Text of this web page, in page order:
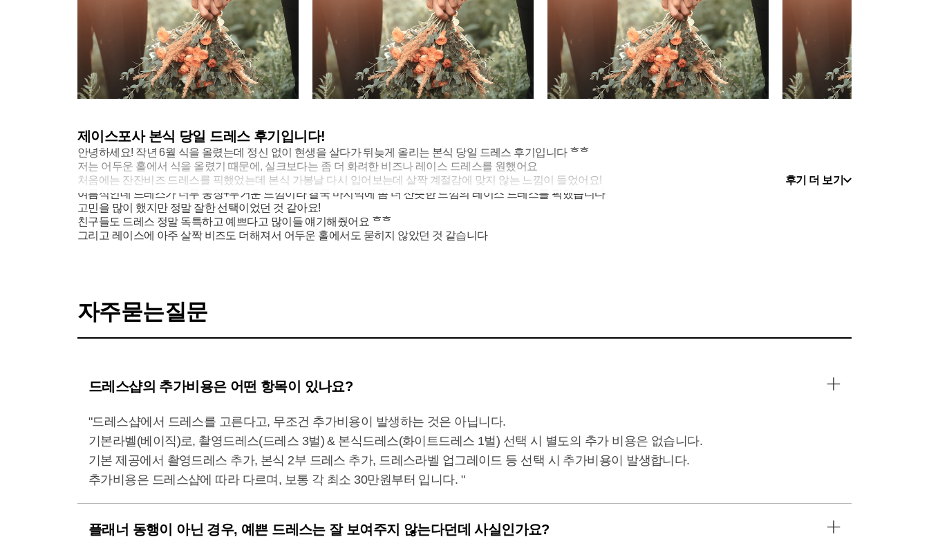
제이스포사 본식 당일 드레스 후기입니다!
안녕하세요! 작년 6월 식을 올렸는데 정신 없이 현생을 살다가 뒤늦게 올리는 본식 당일 드레스 후기입니다 ᄒᄒ
저는 어두운 홀에서 식을 올렸기 때문에, 실크보다는 좀 더 화려한 비즈나 레이스 드레스를 원했어요
처음에는 잔잔비즈 드레스를 픽했었는데 본식 가봉날 다시 입어보는데 살짝 계절감에 맞지 않는 느낌이 들었어요!
여름식인데 드레스가 너무 웅장+무거운 느낌이라 결국 마지막에 좀 더 산뜻한 느낌의 레이스 드레스를 픽했습니다
고민을 많이 했지만 정말 잘한 선택이었던 것 같아요!
친구들도 드레스 정말 독특하고 예쁘다고 많이들 얘기해줬어요 ᄒᄒ
그리고 레이스에 아주 살짝 비즈도 더해져서 어두운 홀에서도 묻히지 않았던 것 같습니다
오히려 쌩화이트는 제 얼굴이 더 묻혀 보이더라구요..^^
저는 어두운 홀에서 식을 올렸지만, 이 디자인은 밝은 홀이나 야외에서도 돋보일 드레스인 것 같아요 ᄒᄒ
후기 더 보기
자주묻는질문
드레스샵의 추가비용은 어떤 항목이 있나요?
"드레스샵에서 드레스를 고른다고, 무조건 추가비용이 발생하는 것은 아닙니다.
기본라벨(베이직)로, 촬영드레스(드레스 3벌) & 본식드레스(화이트드레스 1벌) 선택 시 별도의 추가 비용은 없습니다.
기본 제공에서 촬영드레스 추가, 본식 2부 드레스 추가, 드레스라벨 업그레이드 등 선택 시 추가비용이 발생합니다.
추가비용은 드레스샵에 따라 다르며, 보통 각 최소 30만원부터 입니다. "
플래너 동행이 아닌 경우, 예쁜 드레스는 잘 보여주지 않는다던데 사실인가요?